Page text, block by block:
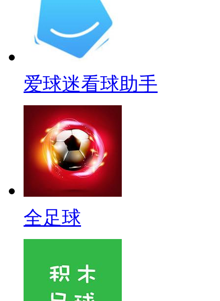
爱球迷看球助手
全足球